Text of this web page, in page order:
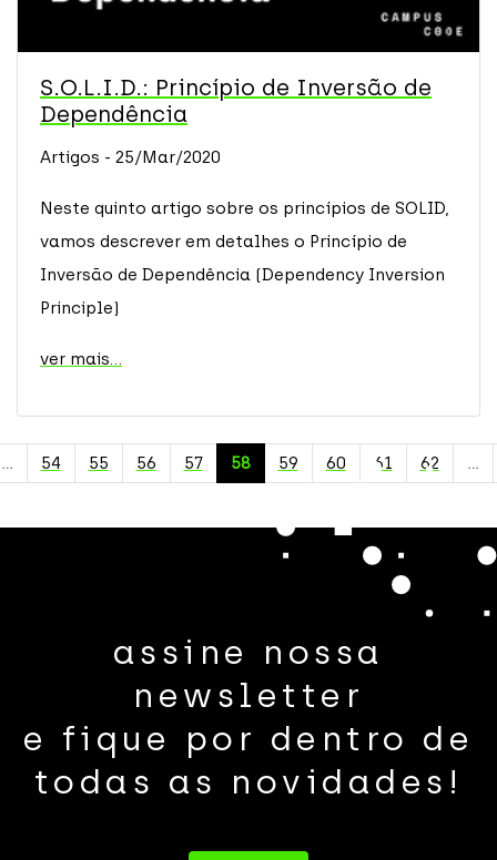
S.O.L.I.D.: Princípio de Inversão de
Dependência
Artigos - 25/Mar/2020
Neste quinto artigo sobre os princípios de SOLID,
vamos descrever em detalhes o Princípio de
Inversão de Dependência (Dependency Inversion
Principle)
ver mais...
… 54 55 56 57 58 59 60 61 62 …
assine nossa
newsletter
e fique por dentro de
todas as novidades!